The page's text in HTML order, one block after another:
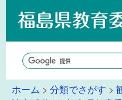
ホーム > 分類でさがす >